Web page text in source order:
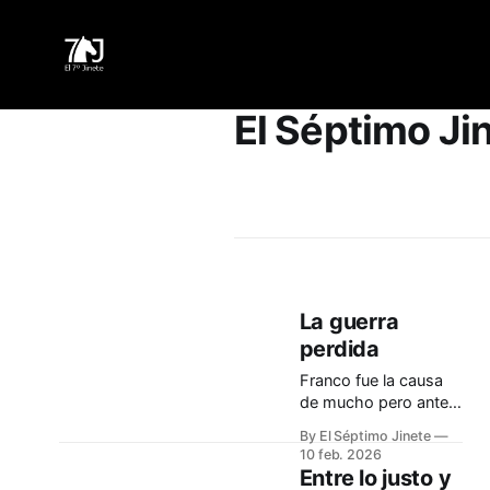
El Séptimo
La guerra
perdida
Franco fue la causa
de mucho pero antes
de una república
nefasta y nefanda
By El Séptimo Jinete
10 feb. 2026
Entre lo justo y